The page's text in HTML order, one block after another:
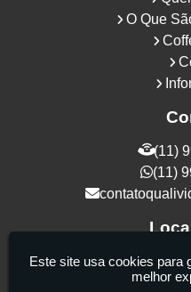
O Que
(11)
(11)
Rua Samurais,
Paulo / SP -
Este site usa cookies para
melhor